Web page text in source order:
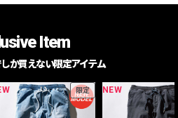
Item
か買えない限定アイテム
限定 NEW